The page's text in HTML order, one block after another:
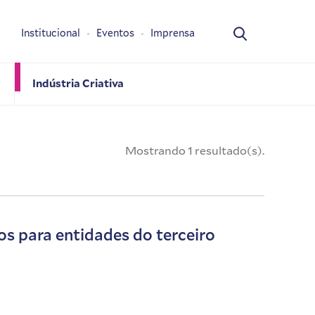
Indústria Criativa
Institucional Eventos Imprensa
Mostrando 1 resultado(s).
para entidades do terceiro